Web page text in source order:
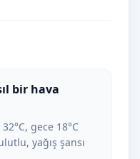
bir hava
gece 18°C
yağış şansı